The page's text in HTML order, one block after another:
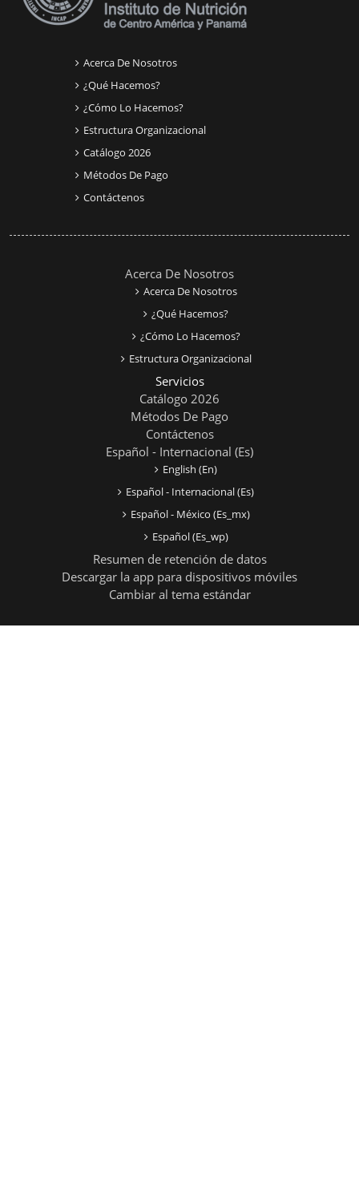
Acerca De Nosotros
¿Qué Hacemos?
¿Cómo Lo Hacemos?
Estructura Organizacional
Catálogo 2026
Métodos De Pago
Contáctenos
Acerca De Nosotros
Acerca De Nosotros
¿Qué Hacemos?
¿Cómo Lo Hacemos?
Estructura Organizacional
Servicios
Catálogo 2026
Métodos De Pago
Contáctenos
Español - Internacional ‎(es)‎
English ‎(en)‎
Español - Internacional ‎(es)‎
Español - México ‎(es_mx)‎
Español ‎(es_wp)‎
Resumen de retención de datos
Descargar la app para dispositivos móviles
Cambiar al tema estándar